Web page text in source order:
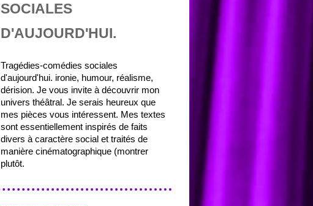
SOCIALES
D'AUJOURD'HUI.
Tragédies-comédies sociales
d'aujourd'hui. ironie, humour, réalisme,
dérision. Je vous invite à découvrir mon
univers théâtral. Je serais heureux que
mes pièces vous intéressent. Mes textes
sont essentiellement inspirés de faits
divers à caractère social et traités de
manière cinématographique (montrer
plutôt.